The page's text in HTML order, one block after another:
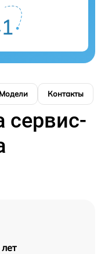
Модели Контакты
сервис-